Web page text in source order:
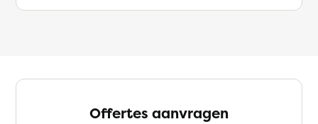
Offertes aanvragen